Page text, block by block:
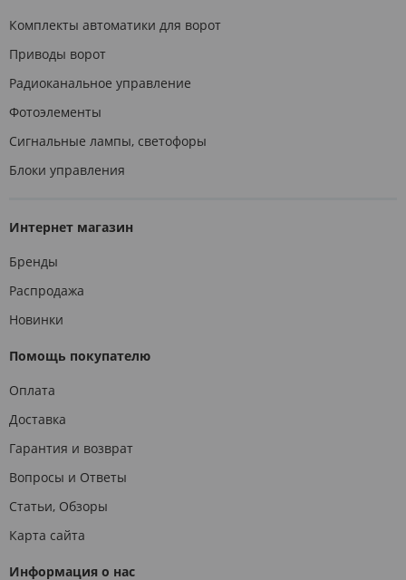
Комплекты автоматики для ворот
Приводы ворот
Радиоканальное управление
Фотоэлементы
Сигнальные лампы, светофоры
Блоки управления
Интернет магазин
Бренды
Распродажа
Новинки
Помощь покупателю
Оплата
Доставка
Гарантия и возврат
Вопросы и Ответы
Статьи, Обзоры
Карта сайта
Информация о нас